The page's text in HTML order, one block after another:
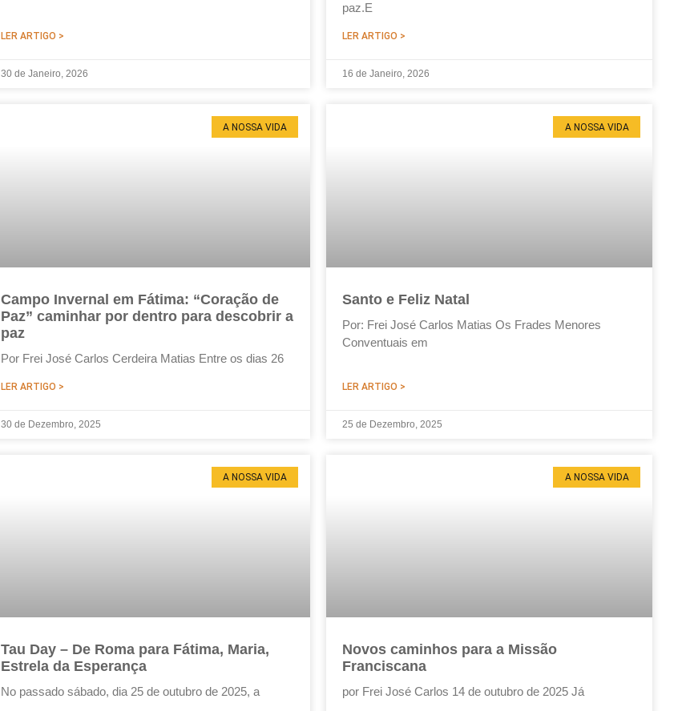
LER ARTIGO >
30 de Janeiro, 2026
paz.E
LER ARTIGO >
16 de Janeiro, 2026
A NOSSA VIDA
Campo Invernal em Fátima: “Coração de
Paz” caminhar por dentro para descobrir a
paz
Por Frei José Carlos Cerdeira Matias Entre os dias 26
LER ARTIGO >
30 de Dezembro, 2025
A NOSSA VIDA
Santo e Feliz Natal
Por: Frei José Carlos Matias Os Frades Menores
Conventuais em
LER ARTIGO >
25 de Dezembro, 2025
A NOSSA VIDA
Tau Day – De Roma para Fátima, Maria,
Estrela da Esperança
No passado sábado, dia 25 de outubro de 2025, a
A NOSSA VIDA
Novos caminhos para a Missão
Franciscana
por Frei José Carlos 14 de outubro de 2025 Já